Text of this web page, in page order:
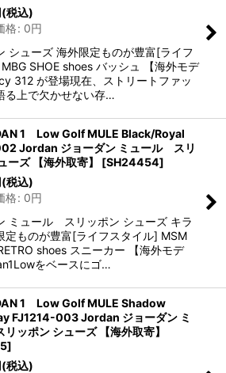
(税込)
格: 0円
シューズ 海外限定ものが豊富[ライフ
SHOE shoes バッシュ 【海外モデ
312 が登場現在、ストリートファッ
る上で欠かせない存…
1 Low Golf MULE Black/Royal
Jordan ジョーダン ミュール スリ
ーズ 【海外取寄】
[SH24454]
(税込)
格: 0円
ミュール スリッポン シューズ キラ
定ものが豊富[ライフスタイル] MSM
shoes スニーカー 【海外モデ
をベースにゴ…
1 Low Golf MULE Shadow
FJ1214-003 Jordan ジョーダン ミ
ッポン シューズ 【海外取寄】
]
(税込)